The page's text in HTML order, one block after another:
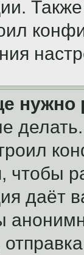
нужно
чтобы
даёт